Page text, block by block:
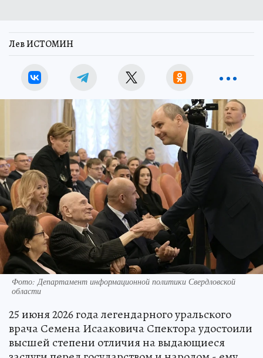
Лев ИСТОМИН
Фото: Департамент информационной политики Свердловской
области
25 июня 2026 года легендарного уральского
врача Семена Исааковича Спектора удостоили
высшей степени отличия на выдающиеся